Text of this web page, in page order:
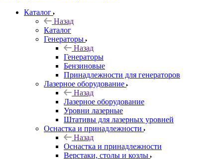
Каталог
Назад
Каталог
Генераторы
Назад
Генераторы
Бензиновые
Принадлежности для генераторов
Лазерное оборудование
Назад
Лазерное оборудование
Уровни лазерные
Штативы для лазерных уровней
Оснастка и принадлежности
Назад
Оснастка и принадлежности
Верстаки, столы и козлы